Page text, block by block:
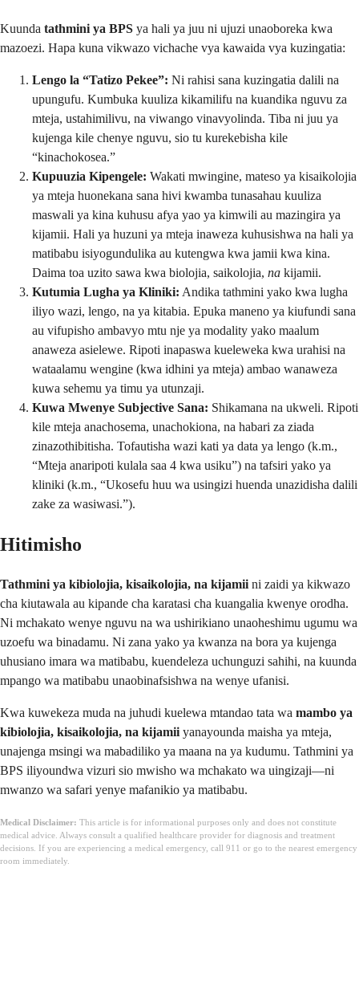
Kuunda tathmini ya BPS ya hali ya juu ni ujuzi unaoboreka kwa
mazoezi. Hapa kuna vikwazo vichache vya kawaida vya kuzingatia:
Lengo la “Tatizo Pekee”: Ni rahisi sana kuzingatia dalili na
upungufu. Kumbuka kuuliza kikamilifu na kuandika nguvu za
mteja, ustahimilivu, na viwango vinavyolinda. Tiba ni juu ya
kujenga kile chenye nguvu, sio tu kurekebisha kile
“kinachokosea.”
Kupuuzia Kipengele: Wakati mwingine, mateso ya kisaikolojia
ya mteja huonekana sana hivi kwamba tunasahau kuuliza
maswali ya kina kuhusu afya yao ya kimwili au mazingira ya
kijamii. Hali ya huzuni ya mteja inaweza kuhusishwa na hali ya
matibabu isiyogundulika au kutengwa kwa jamii kwa kina.
Daima toa uzito sawa kwa biolojia, saikolojia, na kijamii.
Kutumia Lugha ya Kliniki: Andika tathmini yako kwa lugha
iliyo wazi, lengo, na ya kitabia. Epuka maneno ya kiufundi sana
au vifupisho ambavyo mtu nje ya modality yako maalum
anaweza asielewe. Ripoti inapaswa kueleweka kwa urahisi na
wataalamu wengine (kwa idhini ya mteja) ambao wanaweza
kuwa sehemu ya timu ya utunzaji.
Kuwa Mwenye Subjective Sana: Shikamana na ukweli. Ripoti
kile mteja anachosema, unachokiona, na habari za ziada
zinazothibitisha. Tofautisha wazi kati ya data ya lengo (k.m.,
“Mteja anaripoti kulala saa 4 kwa usiku”) na tafsiri yako ya
kliniki (k.m., “Ukosefu huu wa usingizi huenda unazidisha dalili
zake za wasiwasi.”).
Hitimisho
Tathmini ya kibiolojia, kisaikolojia, na kijamii ni zaidi ya kikwazo
cha kiutawala au kipande cha karatasi cha kuangalia kwenye orodha.
Ni mchakato wenye nguvu na wa ushirikiano unaoheshimu ugumu wa
uzoefu wa binadamu. Ni zana yako ya kwanza na bora ya kujenga
uhusiano imara wa matibabu, kuendeleza uchunguzi sahihi, na kuunda
mpango wa matibabu unaobinafsishwa na wenye ufanisi.
Kwa kuwekeza muda na juhudi kuelewa mtandao tata wa mambo ya
kibiolojia, kisaikolojia, na kijamii yanayounda maisha ya mteja,
unajenga msingi wa mabadiliko ya maana na ya kudumu. Tathmini ya
BPS iliyoundwa vizuri sio mwisho wa mchakato wa uingizaji—ni
mwanzo wa safari yenye mafanikio ya matibabu.
Medical Disclaimer: This article is for informational purposes only and does not constitute
medical advice. Always consult a qualified healthcare provider for diagnosis and treatment
decisions. If you are experiencing a medical emergency, call 911 or go to the nearest emergency
room immediately.